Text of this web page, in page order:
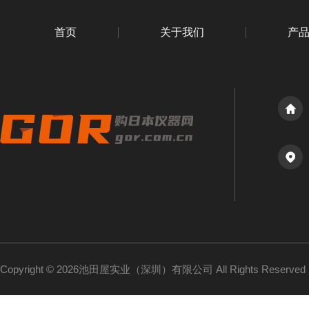
首页 关于我们 产
Copyright © 2026池田屋实业（深圳）有限公司 All Rights